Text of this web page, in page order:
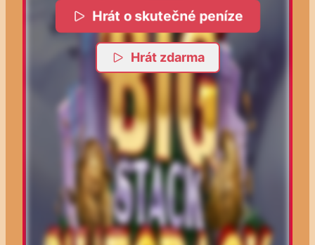
Hrát o skutečné peníze
Hrát zdarma